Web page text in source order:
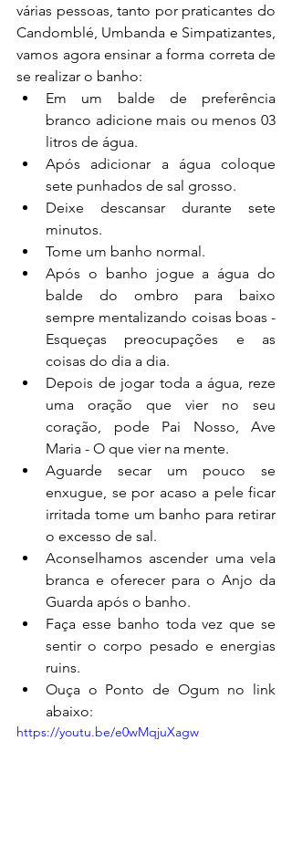
várias pessoas, tanto por praticantes do
Candomblé, Umbanda e Simpatizantes,
vamos agora ensinar a forma correta de
se realizar o banho:
Em um balde de preferência
branco adicione mais ou menos 03
litros de água.
Após adicionar a água coloque
sete punhados de sal grosso.
Deixe descansar durante sete
minutos.
Tome um banho normal.
Após o banho jogue a água do
balde do ombro para baixo
sempre mentalizando coisas boas -
Esqueças preocupações e as
coisas do dia a dia.
Depois de jogar toda a água, reze
uma oração que vier no seu
coração, pode Pai Nosso, Ave
Maria - O que vier na mente.
Aguarde secar um pouco se
enxugue, se por acaso a pele ficar
irritada tome um banho para retirar
o excesso de sal.
Aconselhamos ascender uma vela
branca e oferecer para o Anjo da
Guarda após o banho.
Faça esse banho toda vez que se
sentir o corpo pesado e energias
ruins.
Ouça o Ponto de Ogum no link
abaixo:
https://youtu.be/e0wMqjuXagw